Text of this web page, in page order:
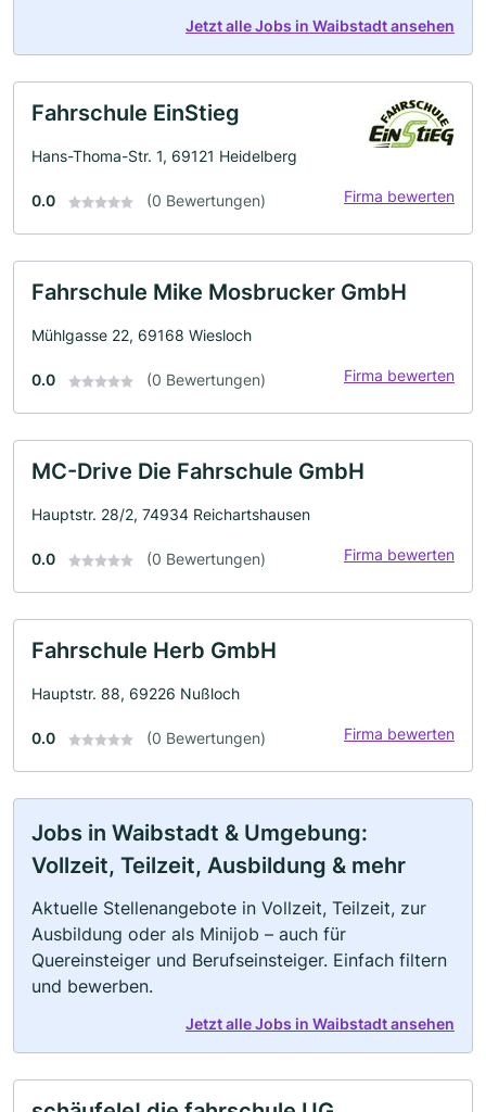
Jetzt alle Jobs in Waibstadt ansehen
Fahrschule EinStieg
Hans-Thoma-Str. 1, 69121 Heidelberg
0.0 (0 Bewertungen) Firma bewerten
Fahrschule Mike Mosbrucker GmbH
Mühlgasse 22, 69168 Wiesloch
0.0 (0 Bewertungen) Firma bewerten
MC-Drive Die Fahrschule GmbH
Hauptstr. 28/2, 74934 Reichartshausen
0.0 (0 Bewertungen) Firma bewerten
Fahrschule Herb GmbH
Hauptstr. 88, 69226 Nußloch
0.0 (0 Bewertungen) Firma bewerten
Jobs in Waibstadt & Umgebung:
Vollzeit, Teilzeit, Ausbildung & mehr
Aktuelle Stellenangebote in Vollzeit, Teilzeit, zur
Ausbildung oder als Minijob – auch für
Quereinsteiger und Berufseinsteiger. Einfach filtern
und bewerben.
Jetzt alle Jobs in Waibstadt ansehen